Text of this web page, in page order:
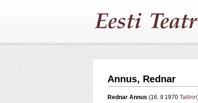
Annus, Rednar
Rednar Annus (16. II 1970 Tallinn